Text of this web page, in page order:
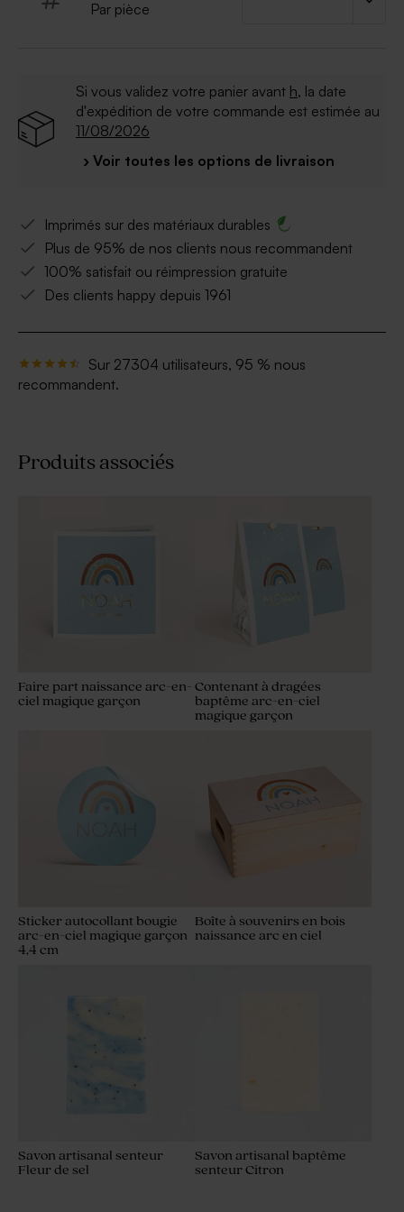
* Dimensions : 5 x 3 cm
Par pièce
Si vous validez votre panier avant h, la date
d'expédition de votre commande est estimée au
11/08/2026
› Voir toutes les options de livraison
Imprimés sur des matériaux durables
Plus de 95% de nos clients nous recommandent
100% satisfait ou réimpression gratuite
Des clients happy depuis 1961
Sur 27304 utilisateurs, 95 % nous
recommandent.
Produits associés
Faire part naissance arc-en-
ciel magique garçon
Contenant à dragées
baptême arc-en-ciel
magique garçon
Sticker autocollant bougie
arc-en-ciel magique garçon
4,4 cm
Boîte à souvenirs en bois
naissance arc en ciel
Savon artisanal senteur
Fleur de sel
Savon artisanal baptême
senteur Citron